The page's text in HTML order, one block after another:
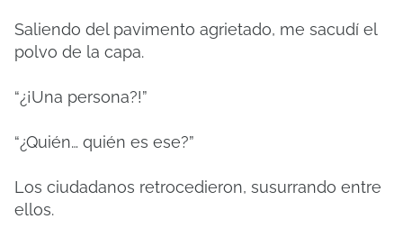
Saliendo del pavimento agrietado, me sacudí el
polvo de la capa.
“¿¡Una persona?!”
“¿Quién… quién es ese?”
Los ciudadanos retrocedieron, susurrando entre
ellos.